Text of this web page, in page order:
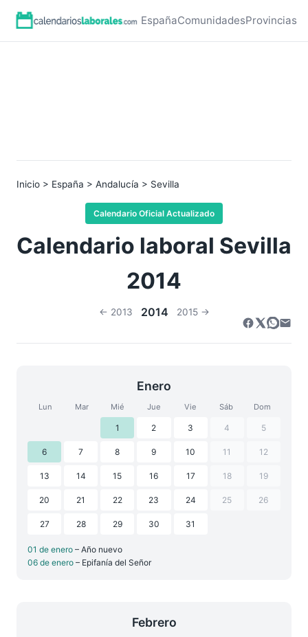
EspañaComunidadesProvincias
Inicio > España > Andalucía > Sevilla
Calendario Oficial Actualizado
Calendario laboral Sevilla
2014
← 2013 2014 2015 →
Enero
Lun Mar Mié Jue Vie Sáb Dom
1 2 3 4 5
6 7 8 9 10 11 12
13 14 15 16 17 18 19
20 21 22 23 24 25 26
27 28 29 30 31
01 de enero – Año nuevo
06 de enero – Epifanía del Señor
Febrero